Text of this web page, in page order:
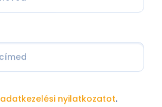
adatkezelési nyilatkozatot.